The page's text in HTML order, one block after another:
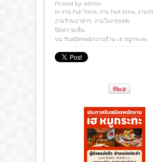
Posted by: admin
in งาน Full Time, งาน Part time, งานป
งานร้านอาหาร, งานในกรุงเทพ
ปิดความเห็น
บน รับสมัครพนักงานร้าน เฮ หมูกระทะ